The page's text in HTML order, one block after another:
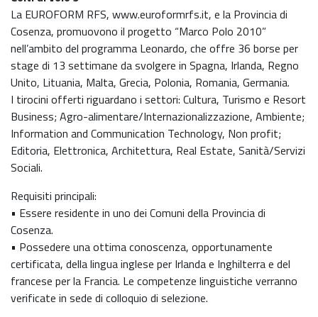
La EUROFORM RFS, www.euroformrfs.it, e la Provincia di
Cosenza, promuovono il progetto “Marco Polo 2010”
nell’ambito del programma Leonardo, che offre 36 borse per
stage di 13 settimane da svolgere in Spagna, Irlanda, Regno
Unito, Lituania, Malta, Grecia, Polonia, Romania, Germania.
I tirocini offerti riguardano i settori: Cultura, Turismo e Resort
Business; Agro-alimentare/Internazionalizzazione, Ambiente;
Information and Communication Technology, Non profit;
Editoria, Elettronica, Architettura, Real Estate, Sanità/Servizi
Sociali.
Requisiti principali:
• Essere residente in uno dei Comuni della Provincia di
Cosenza.
• Possedere una ottima conoscenza, opportunamente
certificata, della lingua inglese per Irlanda e Inghilterra e del
francese per la Francia. Le competenze linguistiche verranno
verificate in sede di colloquio di selezione.